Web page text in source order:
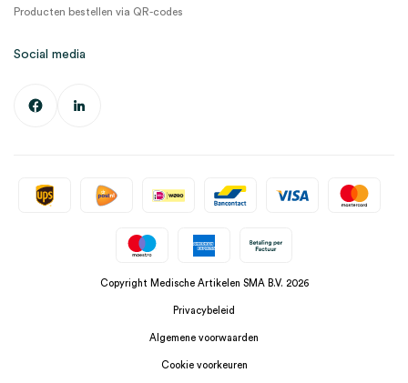
Producten bestellen via QR-codes
Social media
Copyright Medische Artikelen SMA B.V. 2026
Privacybeleid
Algemene voorwaarden
Cookie voorkeuren